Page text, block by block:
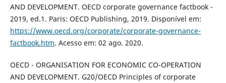
AND DEVELOPMENT. OECD corporate governance factbook -
2019, ed.1. Paris: OECD Publishing, 2019. Disponível em:
https://www.oecd.org/corporate/corporate-governance-
factbook.htm. Acesso em: 02 ago. 2020.
OECD - ORGANISATION FOR ECONOMIC CO-OPERATION
AND DEVELOPMENT. G20/OECD Principles of corporate